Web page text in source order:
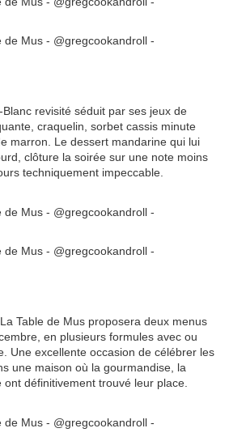
revisité séduit par ses jeux de
craquelin, sorbet cassis minute
marron. Le dessert mandarine qui lui
clôture la soirée sur une note moins
techniquement impeccable.
Table de Mus proposera deux menus
en plusieurs formules avec ou
Une excellente occasion de célébrer les
une maison où la gourmandise, la
ont définitivement trouvé leur place.